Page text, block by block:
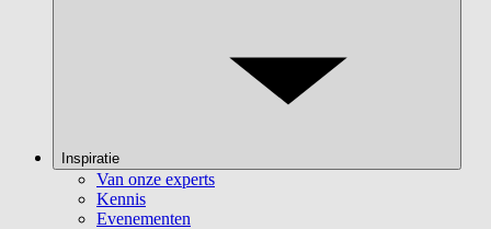
Inspiratie
Van onze experts
Kennis
Evenementen